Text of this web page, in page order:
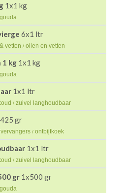
1x1 kg
6x1 ltr
vetten / olien en vetten
1 kg 1x1 kg
1x1 ltr
/ zuivel langhoudbaar
gr
/ ontbijtkoek
1x1 ltr
/ zuivel langhoudbaar
gr 1x500 gr